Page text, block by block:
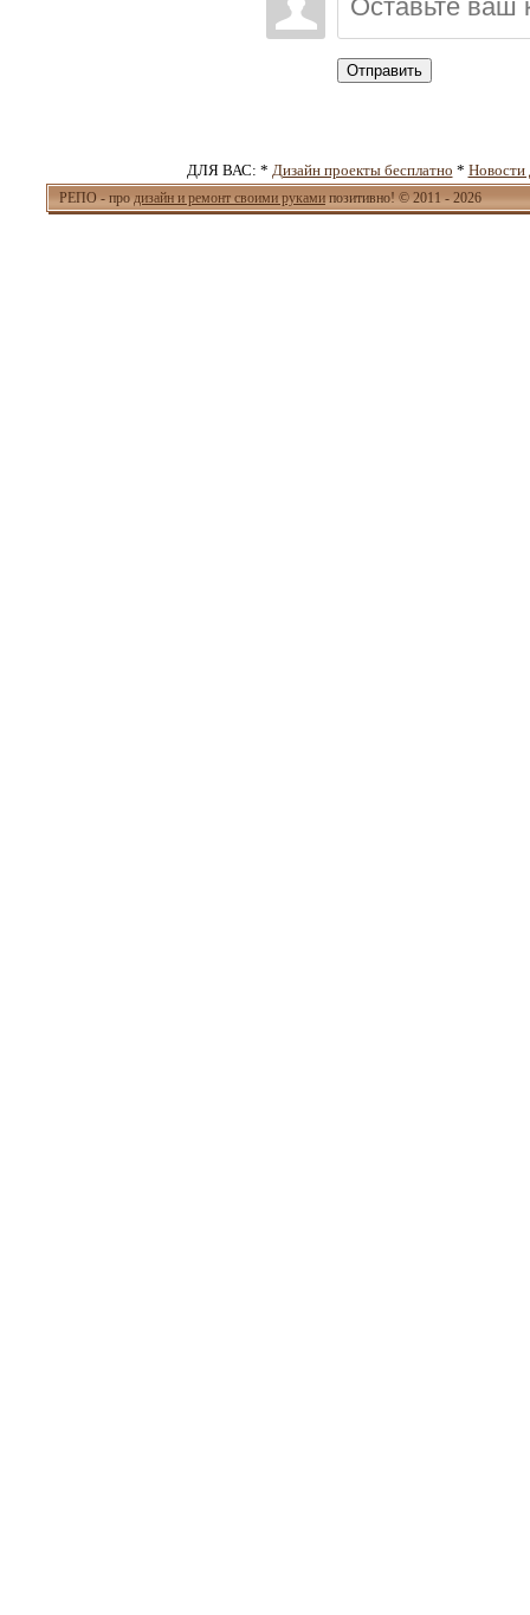
Отправить
ДЛЯ ВАС: * Дизайн проекты бесплатно * Новости
РЕПО - про дизайн и ремонт своими руками позитивно! © 2011 - 2026